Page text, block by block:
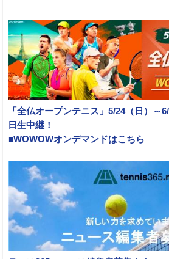
「全仏オープンテニス」5/24（日）～
日生中継！
■WOWOWオンデマンドはこちら